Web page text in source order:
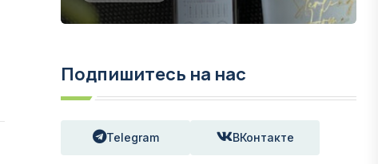
Подпишитесь на нас
Telegram ВКонтакте